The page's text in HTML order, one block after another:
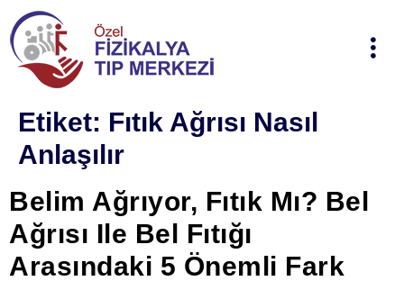
Etiket: Fıtık Ağrısı Nasıl
Anlaşılır
Belim Ağrıyor, Fıtık Mı? Bel
Ağrısı Ile Bel Fıtığı
Arasındaki 5 Önemli Fark